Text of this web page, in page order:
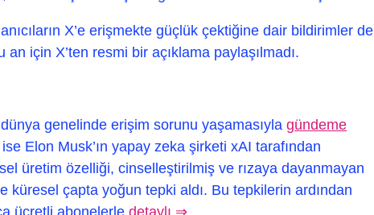
X’e erişmekte güçlük çektiğine dair bildirimler de
an için X’ten resmi bir açıklama paylaşılmadı.
genelinde erişim sorunu yaşamasıyla gündeme
Elon Musk’ın yapay zeka şirketi xAI tarafından
üretim özelliği, cinselleştirilmiş ve rızaya dayanmayan
küresel çapta yoğun tepki aldı. Bu tepkilerin ardından
ücretli abonelerle detaylı ⇒